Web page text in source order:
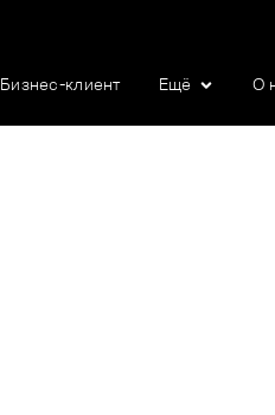
Бизнес-клиент Ещё О